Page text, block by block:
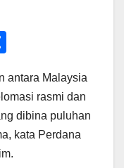
ar
e
antara Malaysia
rasmi dan
dibina puluhan
kata Perdana